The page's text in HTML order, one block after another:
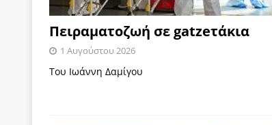
Πειραματοζωή σε gatzeτάκια
1 Αυγούστου 2026
Toυ Ιωάννη Δαμίγου